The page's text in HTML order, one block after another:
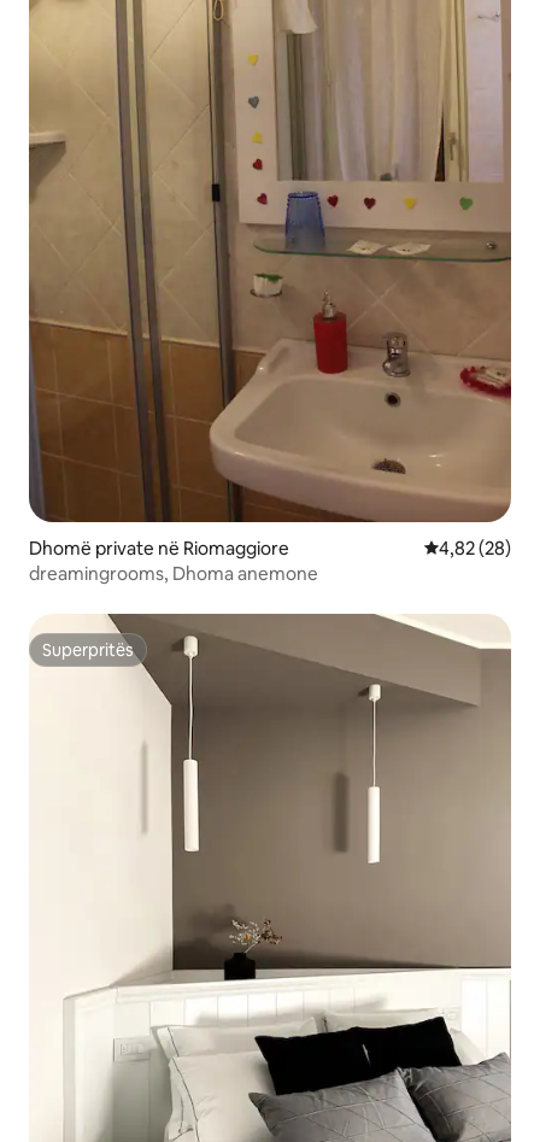
Dhomë private në Riomaggiore Vlerësimi
4,82 (28)
dreamingrooms, Dhoma anemone
Superpritës
Superpritës